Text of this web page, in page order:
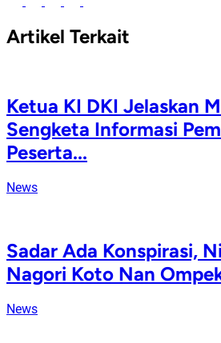
Artikel Terkait
Ketua KI DKI Jelaskan
Sengketa Informasi
Peserta...
News
Sadar Ada Konspirasi,
Nagori Koto Nan
News